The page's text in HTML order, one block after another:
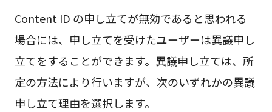
Content ID の申し立てが無効であると思われる
場合には、申し立てを受けたユーザーは異議申し
立てをすることができます。異議申し立ては、所
定の方法により行いますが、次のいずれかの異議
申し立て理由を選択します。